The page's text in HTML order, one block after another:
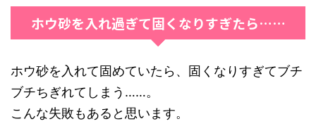
ホウ砂を入れ過ぎて固くなりすぎたら……
ホウ砂を入れて固めていたら、固くなりすぎてブチ
ブチちぎれてしまう……。
こんな失敗もあると思います。